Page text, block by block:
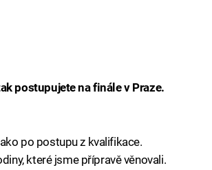
postupujete na finále v Praze.
po postupu z kvalifikace.
které jsme přípravě věnovali.